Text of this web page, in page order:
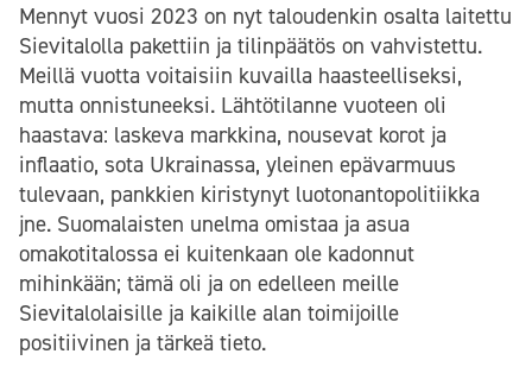
Mennyt vuosi 2023 on nyt taloudenkin osalta laitettu
Sievitalolla pakettiin ja tilinpäätös on vahvistettu.
Meillä vuotta voitaisiin kuvailla haasteelliseksi,
mutta onnistuneeksi. Lähtötilanne vuoteen oli
haastava: laskeva markkina, nousevat korot ja
inflaatio, sota Ukrainassa, yleinen epävarmuus
tulevaan, pankkien kiristynyt luotonantopolitiikka
jne. Suomalaisten unelma omistaa ja asua
omakotitalossa ei kuitenkaan ole kadonnut
mihinkään; tämä oli ja on edelleen meille
Sievitalolaisille ja kaikille alan toimijoille
positiivinen ja tärkeä tieto.